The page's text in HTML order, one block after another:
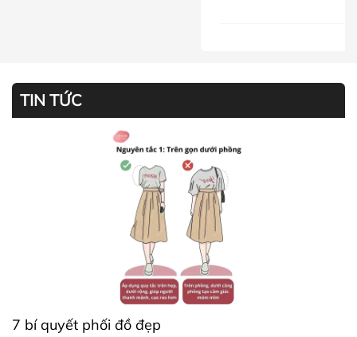
TIN TỨC
7 bí quyết phối đồ đẹp